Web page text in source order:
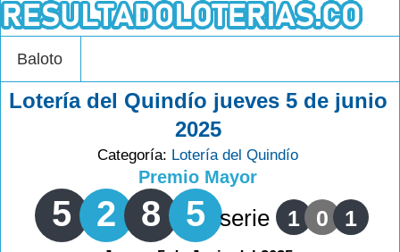
Baloto
Lotería del Quindío jueves 5 de junio
2025
Categoría: Lotería del Quindío
Premio Mayor
5 2 8 5 serie 1 0 1